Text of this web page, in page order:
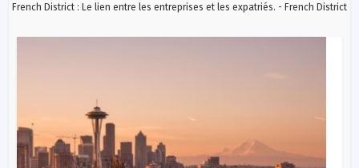
French District : Le lien entre les entreprises et les expatriés. - French District